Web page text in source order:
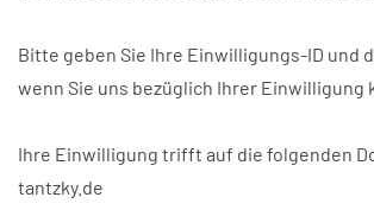
Bitte geben Sie Ihre Einwilligungs-ID und
wenn Sie uns bezüglich Ihrer Einwilligung
Ihre Einwilligung trifft auf die folgenden
tantzky.de